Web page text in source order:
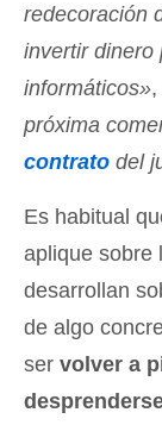
redecoración
invertir dinero
informáticos»,
próxima
contrato del
Es habitual
aplique sobre
desarrollan
de algo
ser volver a